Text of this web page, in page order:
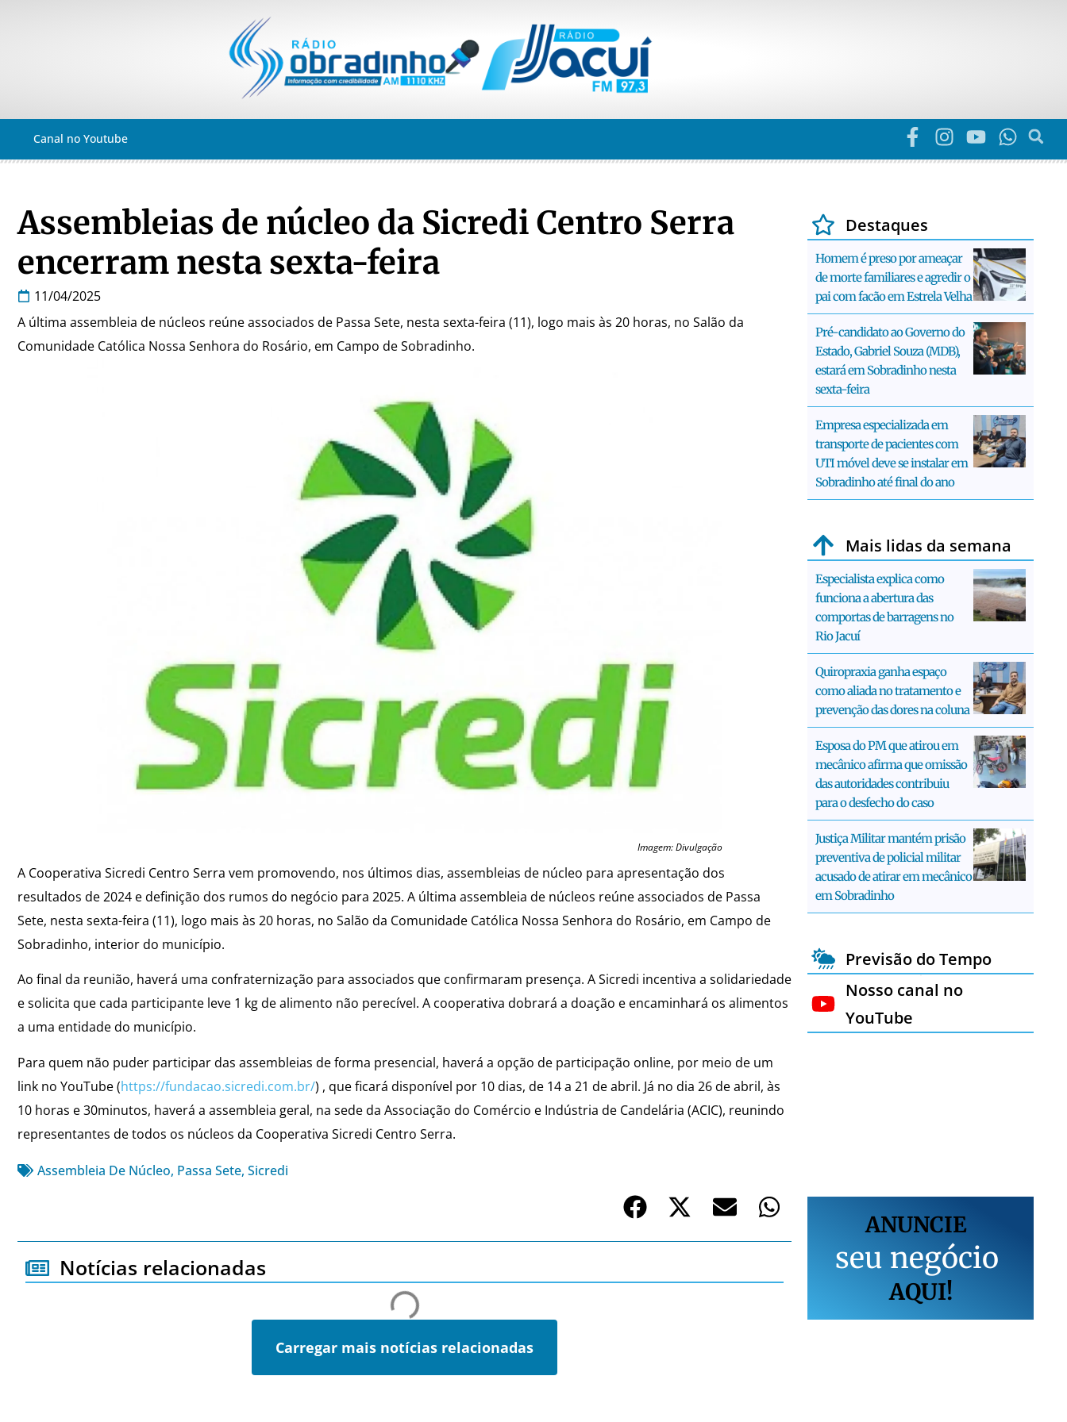
Canal no Youtube
Assembleias de núcleo da Sicredi Centro Serra
encerram nesta sexta-feira
11/04/2025
A última assembleia de núcleos reúne associados de Passa Sete, nesta sexta-feira (11), logo mais às 20 horas, no Salão da
Comunidade Católica Nossa Senhora do Rosário, em Campo de Sobradinho.
Imagem: Divulgação
A Cooperativa Sicredi Centro Serra vem promovendo, nos últimos dias, assembleias de núcleo para apresentação dos
resultados de 2024 e definição dos rumos do negócio para 2025. A última assembleia de núcleos reúne associados de Passa
Sete, nesta sexta-feira (11), logo mais às 20 horas, no Salão da Comunidade Católica Nossa Senhora do Rosário, em Campo de
Sobradinho, interior do município.
Ao final da reunião, haverá uma confraternização para associados que confirmaram presença. A Sicredi incentiva a solidariedade
e solicita que cada participante leve 1 kg de alimento não perecível. A cooperativa dobrará a doação e encaminhará os alimentos
a uma entidade do município.
Para quem não puder participar das assembleias de forma presencial, haverá a opção de participação online, por meio de um
link no YouTube (https://fundacao.sicredi.com.br/) , que ficará disponível por 10 dias, de 14 a 21 de abril. Já no dia 26 de abril, às
10 horas e 30minutos, haverá a assembleia geral, na sede da Associação do Comércio e Indústria de Candelária (ACIC), reunindo
representantes de todos os núcleos da Cooperativa Sicredi Centro Serra.
Assembleia De Núcleo, Passa Sete, Sicredi
Notícias relacionadas
Carregar mais notícias relacionadas
Destaques
Homem é preso por ameaçar
de morte familiares e agredir o
pai com facão em Estrela Velha
Pré-candidato ao Governo do
Estado, Gabriel Souza (MDB),
estará em Sobradinho nesta
sexta-feira
Empresa especializada em
transporte de pacientes com
UTI móvel deve se instalar em
Sobradinho até final do ano
Mais lidas da semana
Especialista explica como
funciona a abertura das
comportas de barragens no
Rio Jacuí
Quiropraxia ganha espaço
como aliada no tratamento e
prevenção das dores na coluna
Esposa do PM que atirou em
mecânico afirma que omissão
das autoridades contribuiu
para o desfecho do caso
Justiça Militar mantém prisão
preventiva de policial militar
acusado de atirar em mecânico
em Sobradinho
Previsão do Tempo
Nosso canal no
YouTube
ANUNCIE
seu negócio
AQUI!